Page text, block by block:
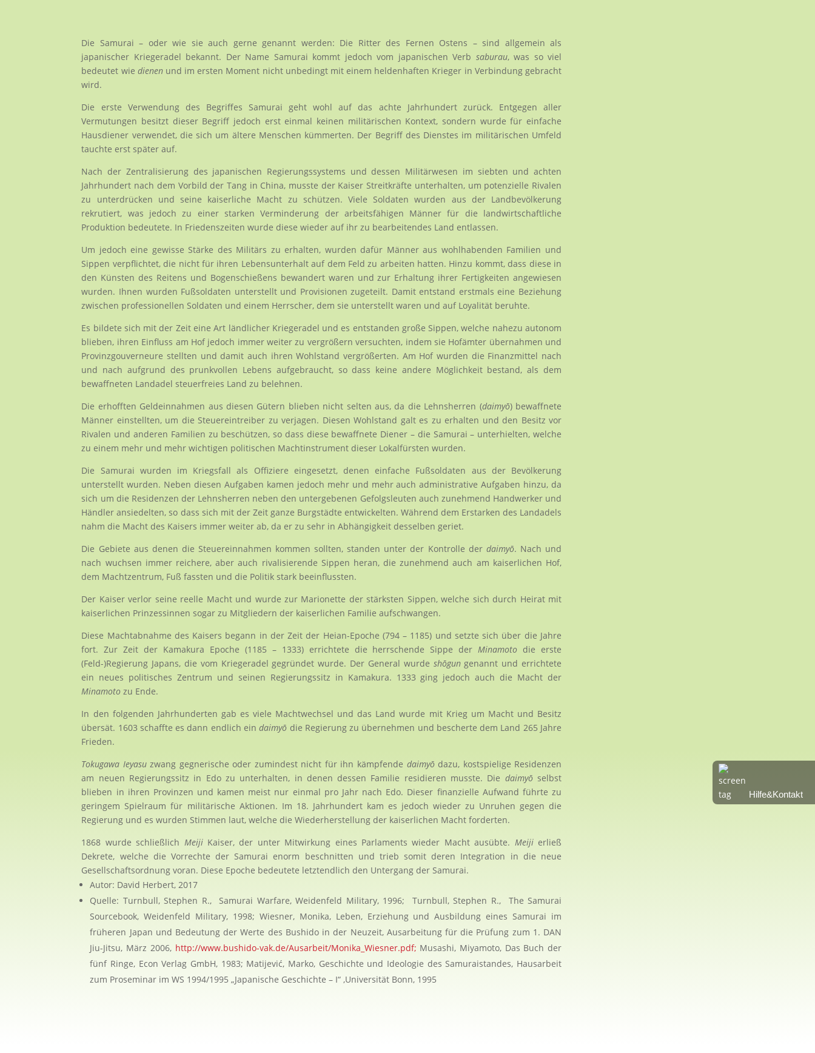
Die Samurai – oder wie sie auch gerne genannt werden: Die Ritter des Fernen Ostens – sind allgemein als
japanischer Kriegeradel bekannt. Der Name Samurai kommt jedoch vom japanischen Verb saburau, was so viel
bedeutet wie dienenund im ersten Moment nicht unbedingt mit einem heldenhaften Krieger in Verbindung gebracht
wird.
Die erste Verwendung des Begriffes Samurai geht wohl auf das achte Jahrhundert zurück. Entgegen aller
Vermutungen besitzt dieser Begriff jedoch erst einmal keinen militärischen Kontext, sondern wurde für einfache
Hausdiener verwendet, die sich um ältere Menschen kümmerten. Der Begriff des Dienstes im militärischen Umfeld
tauchte erst später auf.
Nach der Zentralisierung des japanischen Regierungssystems und dessen Militärwesen im siebten und achten
Jahrhundert nach dem Vorbild der Tang in China, musste der Kaiser Streitkräfte unterhalten, um potenzielle Rivalen
zu unterdrücken und seine kaiserliche Macht zu schützen. Viele Soldaten wurden aus der Landbevölkerung
rekrutiert, was jedoch zu einer starken Verminderung der arbeitsfähigen Männer für die landwirtschaftliche
Produktion bedeutete. In Friedenszeiten wurde diese wieder auf ihr zu bearbeitendes Land entlassen.
Um jedoch eine gewisse Stärke des Militärs zu erhalten, wurden dafür Männer aus wohlhabenden Familien und
Sippen verpflichtet, die nicht für ihren Lebensunterhalt auf dem Feld zu arbeiten hatten. Hinzu kommt, dass diese in
den Künsten des Reitens und Bogenschießens bewandert waren und zur Erhaltung ihrer Fertigkeiten angewiesen
wurden. Ihnen wurden Fußsoldaten unterstellt und Provisionen zugeteilt. Damit entstand erstmals eine Beziehung
zwischen professionellen Soldaten und einem Herrscher, dem sie unterstellt waren und auf Loyalität beruhte.
Es bildete sich mit der Zeit eine Art ländlicher Kriegeradel und es entstanden große Sippen, welche nahezu autonom
blieben, ihren Einfluss am Hof jedoch immer weiter zu vergrößern versuchten, indem sie Hofämter übernahmen und
Provinzgouverneure stellten und damit auch ihren Wohlstand vergrößerten. Am Hof wurden die Finanzmittel nach
und nach aufgrund des prunkvollen Lebens aufgebraucht, so dass keine andere Möglichkeit bestand, als dem
bewaffneten Landadel steuerfreies Land zu belehnen.
Die erhofften Geldeinnahmen aus diesen Gütern blieben nicht selten aus, da die Lehnsherren (daimyō) bewaffnete
Männer einstellten, um die Steuereintreiber zu verjagen. Diesen Wohlstand galt es zu erhalten und den Besitz vor
Rivalen und anderen Familien zu beschützen, so dass diese bewaffnete Diener – die Samurai – unterhielten, welche
zu einem mehr und mehr wichtigen politischen Machtinstrument dieser Lokalfürsten wurden.
Die Samurai wurden im Kriegsfall als Offiziere eingesetzt, denen einfache Fußsoldaten aus der Bevölkerung
unterstellt wurden. Neben diesen Aufgaben kamen jedoch mehr und mehr auch administrative Aufgaben hinzu, da
sich um die Residenzen der Lehnsherren neben den untergebenen Gefolgsleuten auch zunehmend Handwerker und
Händler ansiedelten, so dass sich mit der Zeit ganze Burgstädte entwickelten. Während dem Erstarken des Landadels
nahm die Macht des Kaisers immer weiter ab, da er zu sehr in Abhängigkeit desselben geriet.
Die Gebiete aus denen die Steuereinnahmen kommen sollten, standen unter der Kontrolle der daimyō. Nach und
nach wuchsen immer reichere, aber auch rivalisierende Sippen heran, die zunehmend auch am kaiserlichen Hof,
dem Machtzentrum, Fuß fassten und die Politik stark beeinflussten.
Der Kaiser verlor seine reelle Macht und wurde zur Marionette der stärksten Sippen, welche sich durch Heirat mit
kaiserlichen Prinzessinnen sogar zu Mitgliedern der kaiserlichen Familie aufschwangen.
Diese Machtabnahme des Kaisers begann in der Zeit der Heian-Epoche (794 – 1185) und setzte sich über die Jahre
fort. Zur Zeit der Kamakura Epoche (1185 – 1333) errichtete die herrschende Sippe derMinamoto die erste
(Feld-)Regierung Japans, die vom Kriegeradel gegründet wurde. Der General wurde shōgungenannt und errichtete
ein neues politisches Zentrum und seinen Regierungssitz in Kamakura. 1333 ging jedoch auch die Macht der
Minamoto zu Ende.
In den folgenden Jahrhunderten gab es viele Machtwechsel und das Land wurde mit Krieg um Macht und Besitz
übersät. 1603 schaffte es dann endlich eindaimyō die Regierung zu übernehmen und bescherte dem Land 265 Jahre
Frieden.
Tokugawa Ieyasuzwang gegnerische oder zumindest nicht für ihn kämpfende daimyō dazu, kostspielige Residenzen
am neuen Regierungssitz in Edo zu unterhalten, in denen dessen Familie residieren musste. Die daimyō selbst
blieben in ihren Provinzen und kamen meist nur einmal pro Jahr nach Edo. Dieser finanzielle Aufwand führte zu
geringem Spielraum für militärische Aktionen. Im 18. Jahrhundert kam es jedoch wieder zu Unruhen gegen die
Regierung und es wurden Stimmen laut, welche die Wiederherstellung der kaiserlichen Macht forderten.
1868 wurde schließlich MeijiKaiser, der unter Mitwirkung eines Parlaments wieder Macht ausübte. Meijierließ
Dekrete, welche die Vorrechte der Samurai enorm beschnitten und trieb somit deren Integration in die neue
Gesellschaftsordnung voran. Diese Epoche bedeutete letztendlich den Untergang der Samurai.
Autor: David Herbert, 2017
Quelle: Turnbull, Stephen R., Samurai Warfare, Weidenfeld Military, 1996; Turnbull, Stephen R., The Samurai
Sourcebook, Weidenfeld Military, 1998; Wiesner, Monika, Leben, Erziehung und Ausbildung eines Samurai im
früheren Japan und Bedeutung der Werte des Bushido in der Neuzeit, Ausarbeitung für die Prüfung zum 1. DAN
Jiu-Jitsu, März 2006, http://www.bushido-vak.de/Ausarbeit/Monika_Wiesner.pdf; Musashi, Miyamoto, Das Buch der
fünf Ringe, Econ Verlag GmbH, 1983; Matijević, Marko, Geschichte und Ideologie des Samuraistandes, Hausarbeit
zum Proseminar im WS 1994/1995 „Japanische Geschichte – I“ ,Universität Bonn, 1995
Hilfe&Kontakt